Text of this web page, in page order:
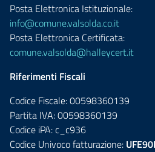
Posta Elettronica Istituzionale:
info@comune.valsolda.co.it
Posta Elettronica Certificata:
comune.valsolda@halleycert.it
Riferimenti Fiscali
Codice Fiscale: 00598360139
Partita IVA: 00598360139
Codice iPA: c_c936
Codice Univoco fatturazione: